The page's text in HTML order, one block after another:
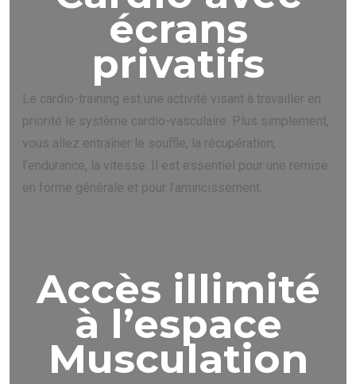
écrans
privatifs
Le cardio-training est une activité visant à travailler en
priorité le système cardio-vasculaire. Plus simplement,
vous allez entraîner le souffle, la récupération,
l’endurance, la vitesse. Il est essentiel pour une remise
en forme générale et pour l’amincissement.
Accès illimité
à l’espace
Musculation